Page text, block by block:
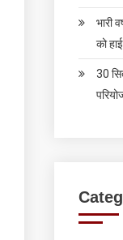
भारी
को
30